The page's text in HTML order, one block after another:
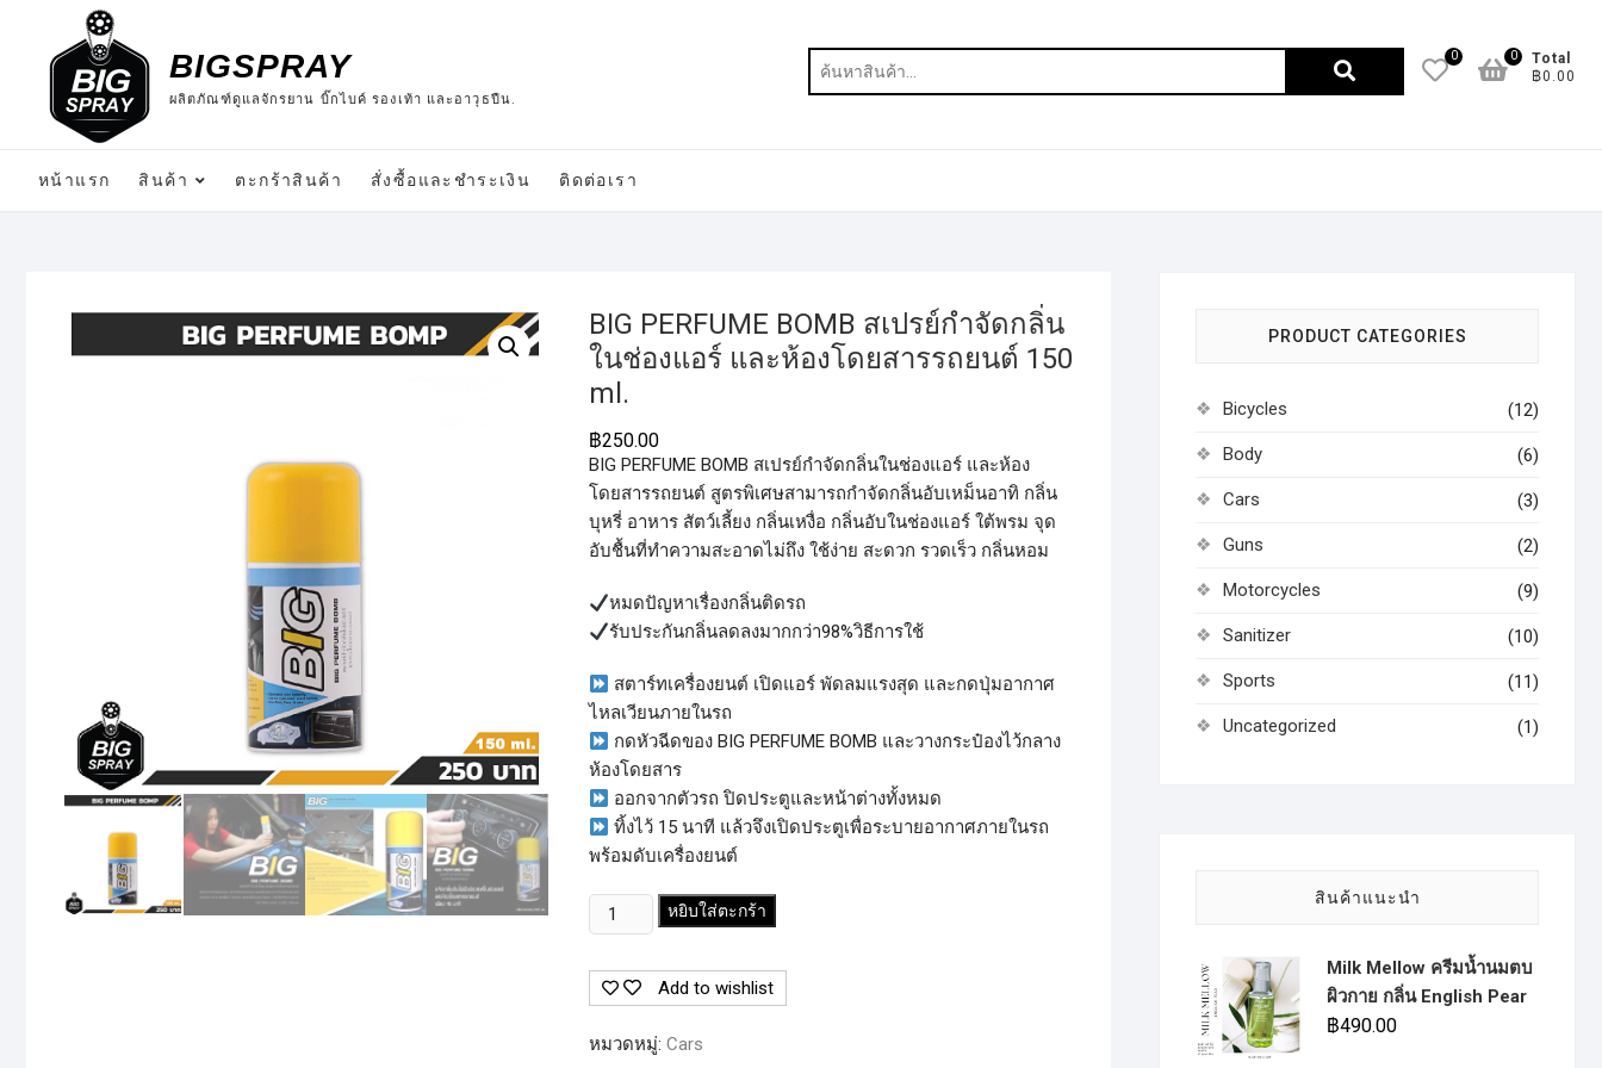
content
BIGSPRAY
ผลิตภัณฑ์ดูแลจักรยาน บิ๊กไบค์ รองเท้า และอาวุธปืน.
0
Total
฿0.00
0
หน้าแรก สินค้า ตะกร้าสินค้า สั่งซื้อและชำระเงิน ติดต่อเรา
BIG PERFUME BOMB สเปรย์กำจัดกลิ่น
ในช่องแอร์ และห้องโดยสารรถยนต์ 150
ml.
฿250.00
BIG PERFUME BOMB สเปรย์กำจัดกลิ่นในช่องแอร์ และห้อง
โดยสารรถยนต์ สูตรพิเศษสามารถกำจัดกลิ่นอับเหม็นอาทิ กลิ่น
บุหรี่ อาหาร สัตว์เลี้ยง กลิ่นเหงื่อ กลิ่นอับในช่องแอร์ ใต้พรม จุด
อับชื้นที่ทำความสะอาดไม่ถึง ใช้ง่าย สะดวก รวดเร็ว กลิ่นหอม
หมดปัญหาเรื่องกลิ่นติดรถ
รับประกันกลิ่นลดลงมากกว่า98%วิธีการใช้
สตาร์ทเครื่องยนต์ เปิดแอร์ พัดลมแรงสุด และกดปุ่มอากาศ
ไหลเวียนภายในรถ
กดหัวฉีดของ BIG PERFUME BOMB และวางกระป๋องไว้กลาง
ห้องโดยสาร
ออกจากตัวรถ ปิดประตูและหน้าต่างทั้งหมด
ทิ้งไว้ 15 นาที แล้วจึงเปิดประตูเพื่อระบายอากาศภายในรถ
พร้อมดับเครื่องยนต์
จำนวน
BIG
BOMB
เปรย์
หยิบใส่ตะกร้า
Add to wishlist
หมวดหมู่: Cars
PRODUCT CATEGORIES
Bicycles (12)
Body (6)
Cars (3)
Guns (2)
Motorcycles (9)
Sanitizer (10)
Sports (11)
Uncategorized (1)
สินค้าแนะนำ
Milk Mellow ครีมน้ำนมตบ
ผิวกาย กลิ่น English Pear
฿490.00